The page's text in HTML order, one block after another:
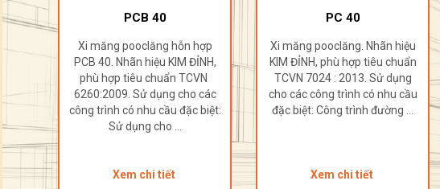
PCB 40
Xi măng pooclăng hỗn hợp
PCB 40. Nhãn hiệu KIM ĐỈNH,
phù hợp tiêu chuẩn TCVN
6260:2009. Sử dụng cho các
công trình có nhu cầu đặc biệt:
Sử dụng cho ...
Xem chi tiết
PC 40
Xi măng pooclăng. Nhãn hiệu
KIM ĐỈNH, phù hợp tiêu chuẩn
TCVN 7024 : 2013. Sử dụng
cho các công trình có nhu cầu
đặc biệt: Công trình đường ...
Xem chi tiết